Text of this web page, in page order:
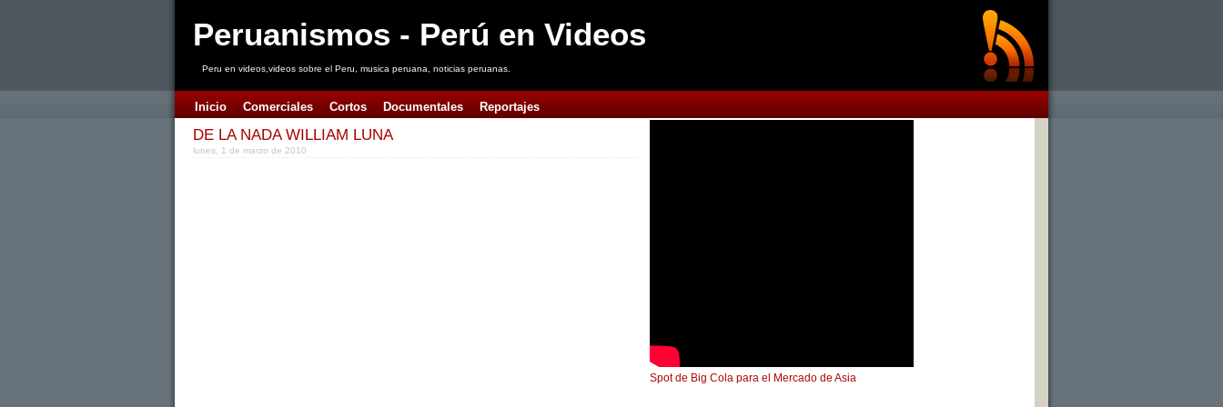
Peruanismos - Perú en Videos
Peru en videos,videos sobre el Peru, musica peruana, noticias peruanas.
Inicio Comerciales Cortos Documentales Reportajes
DE LA NADA WILLIAM LUNA
lunes, 1 de marzo de 2010
Spot de Big Cola para el Mercado de Asia